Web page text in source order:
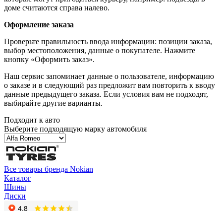
доме считаются справа налево.
Оформление заказа
Проверьте правильность ввода информации: позиции заказа,
выбор местоположения, данные о покупателе. Нажмите
кнопку «Оформить заказ».
Наш сервис запоминает данные о пользователе, информацию
о заказе и в следующий раз предложит вам повторить к вводу
данные предыдущего заказа. Если условия вам не подходят,
выбирайте другие варианты.
Подходит к авто
Выберите подходящую марку автомобиля
Все товары бренда Nokian
Каталог
Шины
Диски